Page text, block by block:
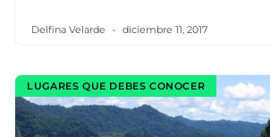
Delfina Velarde diciembre 11, 2017
LUGARES QUE DEBES CONOCER